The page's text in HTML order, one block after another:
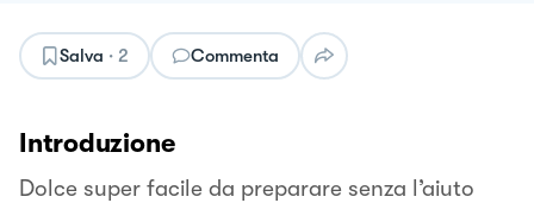
Salva · 2 Commenta
Introduzione
Dolce super facile da preparare senza l’aiuto